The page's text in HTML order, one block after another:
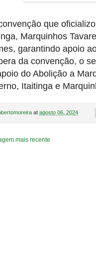
que
Marquinhos
garantindo apoio
da convenção, o
do Abolição a
Itaitinga e
at agosto 06, 2024
mais recente